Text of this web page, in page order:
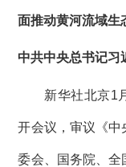
面推动黄河流域生
中共中央总书记习
新华社北京1月
开会议，审议《中
委会、国务院、全